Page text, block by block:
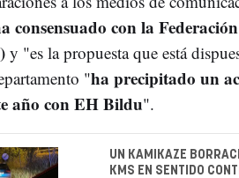
consensuado con la
y "es la propuesta que está
"ha precipitado un
año con EH Bildu".
UN KAMIKAZE
KMS EN SENTIDO